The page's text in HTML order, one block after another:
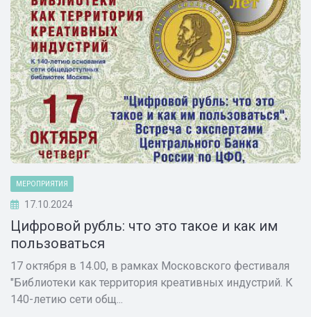
МЕРОПРИЯТИЯ
17.10.2024
Цифровой рубль: что это такое и как им
пользоваться
17 октября в 14.00, в рамках Московского фестиваля
"Библиотеки как территория креативных индустрий. К
140-летию сети общ...